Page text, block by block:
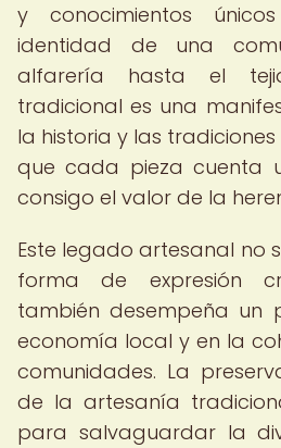
y conocimientos
identidad de una
alfarería hasta el
tradicional es una
la historia y las
que cada pieza cuenta
consigo el valor de la
Este legado artesanal no
forma de expresión
también desempeña un
economía local y en la
comunidades. La
de la artesanía
para salvaguardar la